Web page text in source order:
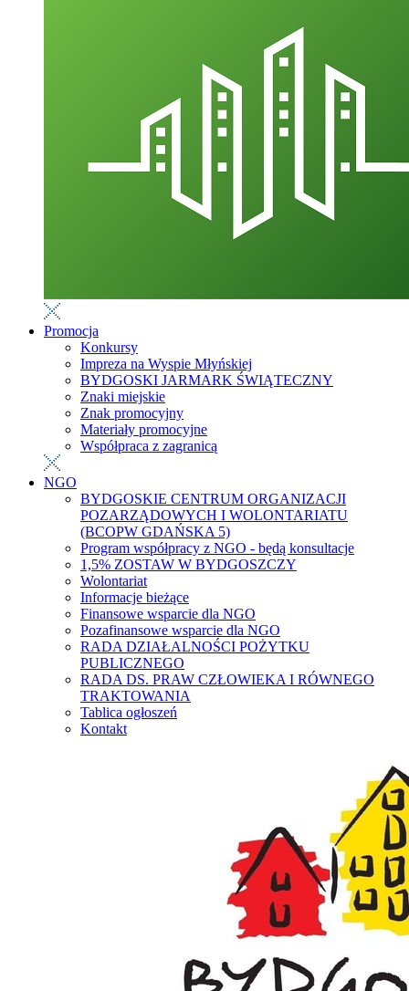
Promocja
Konkursy
Impreza na Wyspie Młyńskiej
BYDGOSKI JARMARK ŚWIĄTECZNY
Znaki miejskie
Znak promocyjny
Materiały promocyjne
Współpraca z zagranicą
NGO
BYDGOSKIE CENTRUM ORGANIZACJI
POZARZĄDOWYCH I WOLONTARIATU
(BCOPW GDAŃSKA 5)
Program współpracy z NGO - będą konsultacje
1,5% ZOSTAW W BYDGOSZCZY
Wolontariat
Informacje bieżące
Finansowe wsparcie dla NGO
Pozafinansowe wsparcie dla NGO
RADA DZIAŁALNOŚCI POŻYTKU
PUBLICZNEGO
RADA DS. PRAW CZŁOWIEKA I RÓWNEGO
TRAKTOWANIA
Tablica ogłoszeń
Kontakt